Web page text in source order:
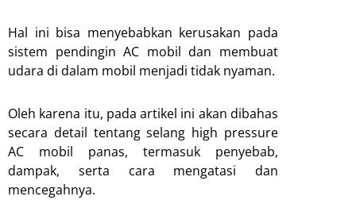
Hal ini bisa menyebabkan kerusakan pada
sistem pendingin AC mobil dan membuat
udara di dalam mobil menjadi tidak nyaman.
Oleh karena itu, pada artikel ini akan dibahas
secara detail tentang selang high pressure
AC mobil panas, termasuk penyebab,
dampak, serta cara mengatasi dan
mencegahnya.